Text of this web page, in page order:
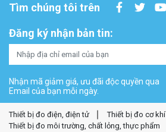
Tìm chúng tôi trên
Đăng ký nhận bản tin:
Nhận mã giảm giá, ưu đãi độc quyền qua
Email của bạn mỗi ngày.
Thiết bị đo điện, điện tử
Thiết bị đo cơ khí
Thiết bị đo môi trường, chất lỏng, thực phẩm